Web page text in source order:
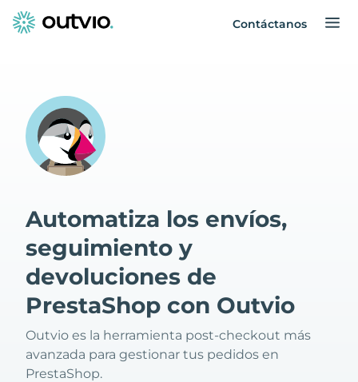
Contáctanos
Automatiza los envíos,
seguimiento y
devoluciones de
PrestaShop con Outvio
Outvio es la herramienta post-checkout más
avanzada para gestionar tus pedidos en
PrestaShop.